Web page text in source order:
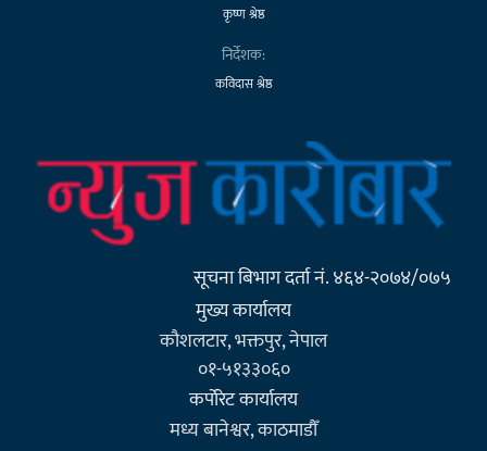
कृष्ण श्रेष्ठ
निर्देशक:
कविदास श्रेष्ठ
सूचना बिभाग दर्ता नं. ४६४-२०७४/०७५
मुख्य कार्यालय
कौशलटार, भक्तपुर, नेपाल
०१-५१३३०६०
कर्पाेरेट कार्यालय
मध्य बानेश्वर, काठमाडौँ